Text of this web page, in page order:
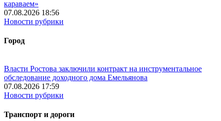
караваем»
07.08.2026 18:56
Новости рубрики
Город
Власти Ростова заключили контракт на инструментальное
обследование доходного дома Емельянова
07.08.2026 17:59
Новости рубрики
Транспорт и дороги